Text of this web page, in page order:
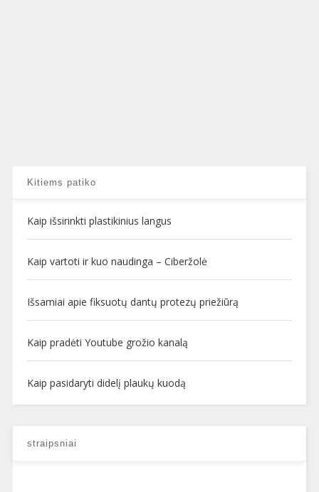
Kitiems patiko
Kaip išsirinkti plastikinius langus
Kaip vartoti ir kuo naudinga – Ciberžolė
Išsamiai apie fiksuotų dantų protezų priežiūrą
Kaip pradėti Youtube grožio kanalą
Kaip pasidaryti didelį plaukų kuodą
straipsniai